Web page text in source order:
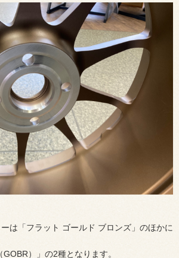
は「フラット ゴールド ブロンズ」のほかに
GOBR）」の2種となります。